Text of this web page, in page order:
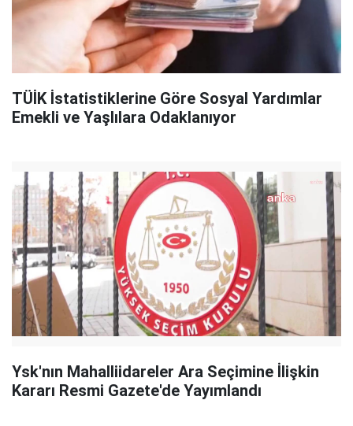
TÜİK İstatistiklerine Göre Sosyal Yardımlar
Emekli ve Yaşlılara Odaklanıyor
Ysk'nın Mahalliidareler Ara Seçimine İlişkin
Kararı Resmi Gazete'de Yayımlandı